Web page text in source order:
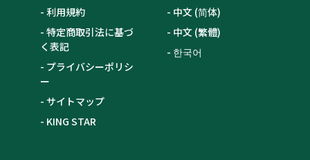
利用規約
特定商取引法に基づ
く表記
プライバシーポリシ
ー
サイトマップ
KING STAR
中文 (简体)
中文 (繁體)
한국어